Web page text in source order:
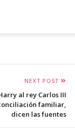
NEXT POST
al rey Carlos III
familiar,
dicen las fuentes